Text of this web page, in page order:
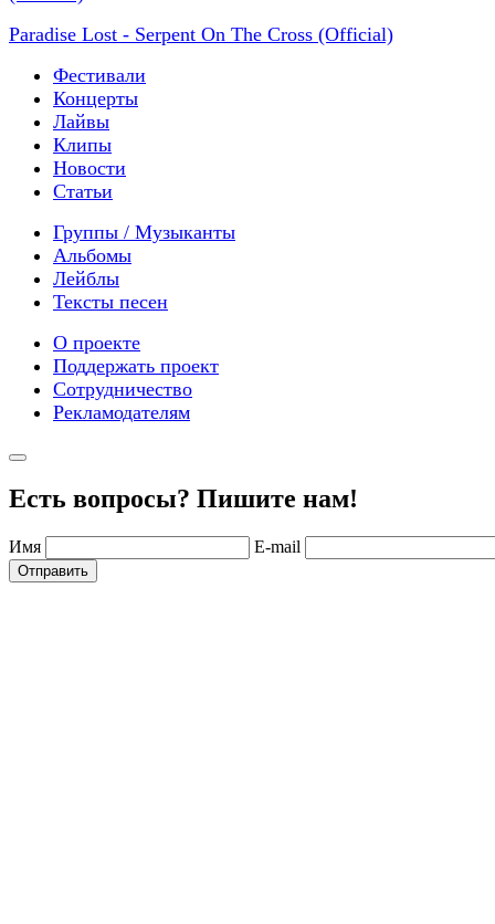
Paradise Lost - Serpent On The Cross (Official)
Фестивали
Концерты
Лайвы
Клипы
Новости
Статьи
Группы / Музыканты
Альбомы
Лейблы
Тексты песен
О проекте
Поддержать проект
Сотрудничество
Рекламодателям
Есть вопросы? Пишите нам!
Имя E-mail